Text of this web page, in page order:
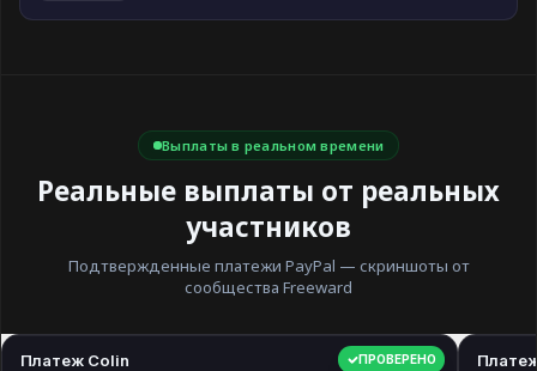
Выплаты в реальном времени
Реальные выплаты от реальных
участников
Подтвержденные платежи PayPal — скриншоты от
сообщества Freeward
ПРОВЕРЕНО
Платеж Colin $40.00